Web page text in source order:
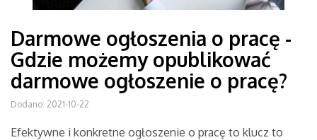
Darmowe ogłoszenia o pracę -
Gdzie możemy opublikować
darmowe ogłoszenie o pracę?
Dodano: 2021-10-22
Efektywne i konkretne ogłoszenie o pracę to klucz to